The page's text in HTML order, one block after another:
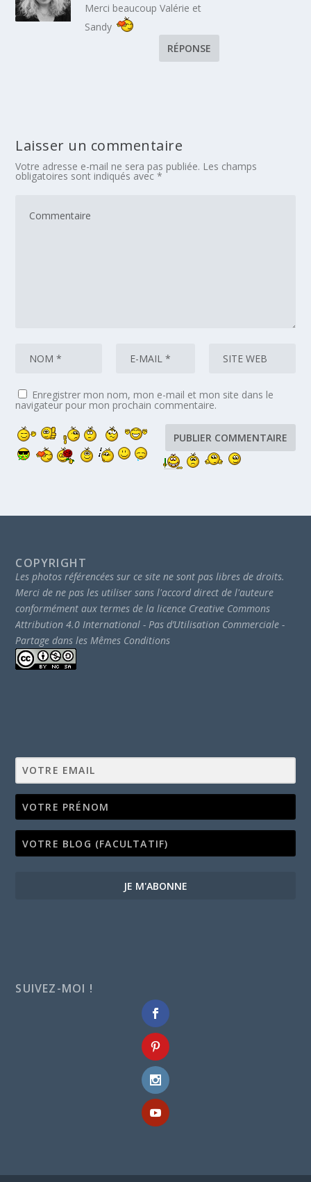
Merci beaucoup Valérie et
Sandy
RÉPONSE
Laisser un commentaire
Votre adresse e-mail ne sera pas publiée. Les champs
obligatoires sont indiqués avec*
Enregistrer mon nom, mon e-mail et mon site dans le
navigateur pour mon prochain commentaire.
COPYRIGHT
Les photos référencées sur ce site ne sont pas libres de droits.
Merci de ne pas les utiliser sans l'accord direct de l'auteure
conformément aux termes de la licence Creative Commons
Attribution 4.0 International - Pas d’Utilisation Commerciale -
Partage dans les Mêmes Conditions
JE M'ABONNE
SUIVEZ-MOI !